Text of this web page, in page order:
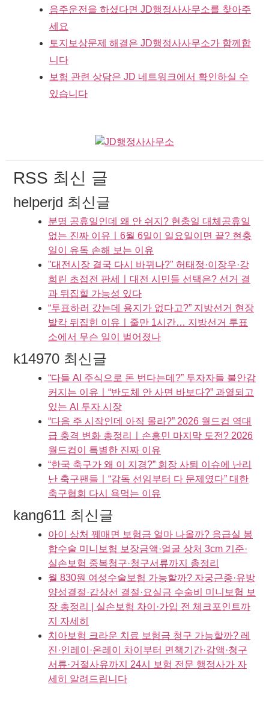
음주운전을 하셨다면 JD행정사사무소를 찾아주
세요
토지보상문제 해결은 JD행정사사무소가 함께합
니다
보험 관련 상담은 JD 네트워크에서 확인하실 수
있습니다
RSS 최신 글
helperjd 최신글
분명 공휴일인데 왜 안 쉬지? 현충일 대체공휴일
없는 진짜 이유ㅣ6월 6일이 일요일이면 끝? 현충
일이 유독 손해 보는 이유
"대전시장 결국 다시 바뀌나?" 허태정·이장우·강
희린 초접전 판세ㅣ대전 시민들 선택은? 선거 결
과 뒤집힐 가능성 있다
“투표하러 갔는데 용지가 없다고?” 지방선거 현장
발칵 뒤집힌 이유ㅣ줄만 1시간… 지방선거 투표
소에서 무슨 일이 벌어졌나
k14970 최신글
“다들 AI 주식으로 돈 번다는데?” 투자자들 불안감
커지는 이유ㅣ“반도체 안 사면 바보다?” 과열되고
있는 AI 투자 시장
“다음 주 시작인데 아직 몰라?” 2026 월드컵 역대
급 충격 변화 총정리ㅣ손흥민 마지막 도전? 2026
월드컵이 특별한 진짜 이유
“한국 축구가 왜 이 지경?” 회장 사퇴 이슈에 난리
난 축구팬들ㅣ“감독 선임부터 다 문제였다” 대한
축구협회 다시 욕먹는 이유
kang611 최신글
아이 상처 꿰매면 보험금 얼마 나올까? 응급실 봉
합수술 미니보험 보장금액·얼굴 상처 3cm 기준·
실손보험 중복청구·청구서류까지 총정리
월 830원 여성수술보험 가능할까? 자궁근종·유방
양성결절·갑상선 결절·요실금 수술비 미니보험 보
장 총정리 | 실손보험 차이·가입 전 체크포인트까
지 자세히
치아보험 크라운 치료 보험금 청구 가능할까? 레
진·인레이·온레이 차이부터 면책기간·감액·청구
서류·거절사유까지 24시 보험 전문 행정사가 자
세히 알려드립니다